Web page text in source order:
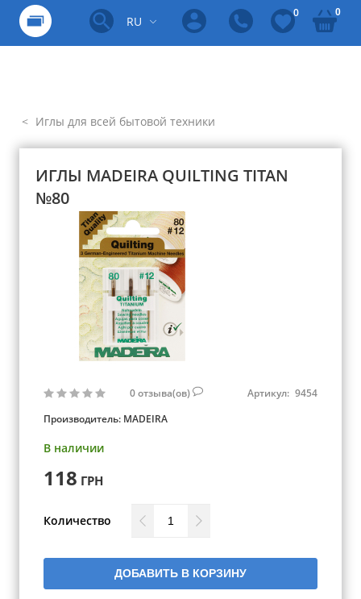
RU
0 0
Иглы для всей бытовой техники
ИГЛЫ MADEIRA QUILTING TITAN
№80
0отзыва(ов) Артикул: 9454
Производитель: MADEIRA
В наличии
118 ГРН
Количество
ДОБАВИТЬ В КОРЗИНУ